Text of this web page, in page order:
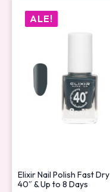
ALE!
Elixir Nail Polish Fast Dry
40″ & Up to 8 Days